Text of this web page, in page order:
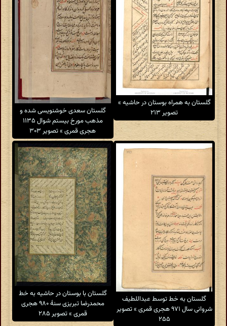
گلستان به همراه بوستان در حاشیه »
تصویر ۲۱۳
گلستان سعدی خوشنویسی شده و
مذهب مورخ بیستم شوال ۱۱۳۵
هجری قمری » تصویر ۳۰۳
گلستان به خط توسط عبداللطیف
شروانى سال ۹۷۱ هجری قمری » تصویر
۲۵۵
گلستان با بوستان در حاشیه به خط
محمدرضا تبریزی سنهٔ ۹۸۰ هجری
قمری » تصویر ۲۸۵